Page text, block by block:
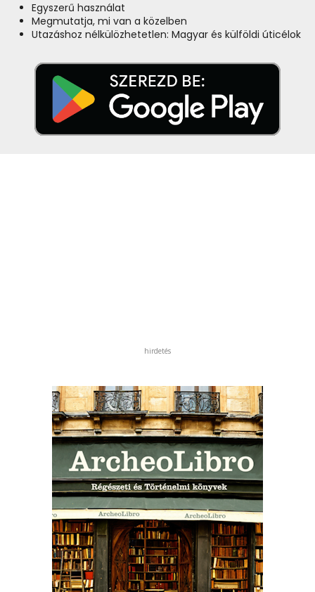
Egyszerű használat
Megmutatja, mi van a közelben
Utazáshoz nélkülözhetetlen: Magyar és külföldi úticélok
hirdetés